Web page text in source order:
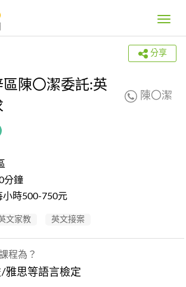
Toggle
分享
陳〇潔委託:英
陳〇潔
分鐘
小時500-750元
文家教 英文接案
程為？
雅思等語言檢定